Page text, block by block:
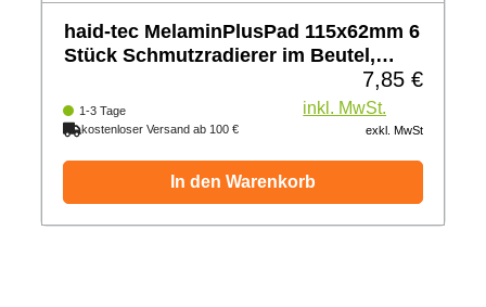
haid-tec MelaminPlusPad 115x62mm 6
Stück Schmutzradierer im Beutel,
1-3 Tage
kostenloser Versand ab 100 €
Regulärer Preis:
7,85 €
inkl. MwSt.
exkl. MwSt
In den Warenkorb